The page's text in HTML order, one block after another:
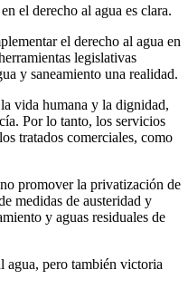
el derecho al agua es clara.
el derecho al agua en
legislativas
y saneamiento una realidad.
vida humana y la dignidad,
Por lo tanto, los servicios
tratados comerciales, como
promover la privatización de
medidas de austeridad y
y aguas residuales de
agua, pero también victoria